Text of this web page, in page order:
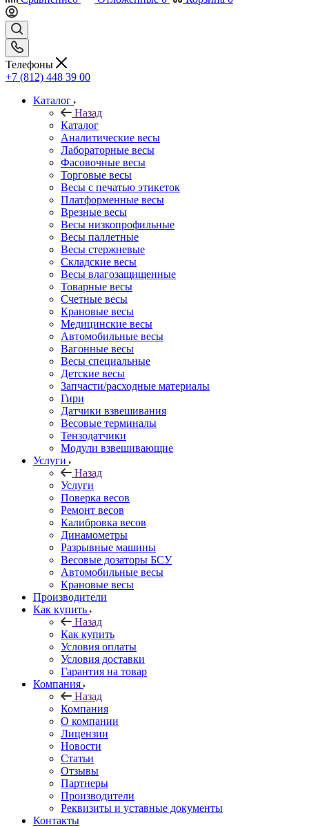
Телефоны
+7 (812) 448 39 00
Каталог
Назад
Каталог
Аналитические весы
Лабораторные весы
Фасовочные весы
Торговые весы
Весы с печатью этикеток
Платформенные весы
Врезные весы
Весы низкопрофильные
Весы паллетные
Весы стержневые
Складские весы
Весы влагозащищенные
Товарные весы
Счетные весы
Крановые весы
Медицинские весы
Автомобильные весы
Вагонные весы
Весы специальные
Детские весы
Запчасти/расходные материалы
Гири
Датчики взвешивания
Весовые терминалы
Тензодатчики
Модули взвешивающие
Услуги
Назад
Услуги
Поверка весов
Ремонт весов
Калибровка весов
Динамометры
Разрывные машины
Весовые дозаторы БСУ
Автомобильные весы
Крановые весы
Производители
Как купить
Назад
Как купить
Условия оплаты
Условия доставки
Гарантия на товар
Компания
Назад
Компания
О компании
Лицензии
Новости
Статьи
Отзывы
Партнеры
Производители
Реквизиты и уставные документы
Контакты